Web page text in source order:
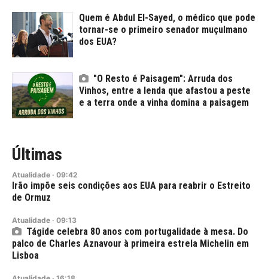
Quem é Abdul El-Sayed, o médico que pode
tornar-se o primeiro senador muçulmano
dos EUA?
"O Resto é Paisagem": Arruda dos
Vinhos, entre a lenda que afastou a peste
e a terra onde a vinha domina a paisagem
Últimas
Atualidade · 09:42
Irão impõe seis condições aos EUA para reabrir o Estreito
de Ormuz
Atualidade · 09:13
Tágide celebra 80 anos com portugalidade à mesa. Do
palco de Charles Aznavour à primeira estrela Michelin em
Lisboa